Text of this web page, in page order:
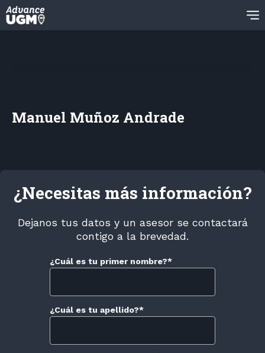
Manuel Muñoz Andrade
¿Necesitas más información?
Dejanos tus datos y un asesor se contactará
contigo a la brevedad.
¿Cuál es tu primer nombre?*
¿Cuál es tu apellido?*